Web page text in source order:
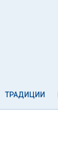
ТРАДИЦИИ